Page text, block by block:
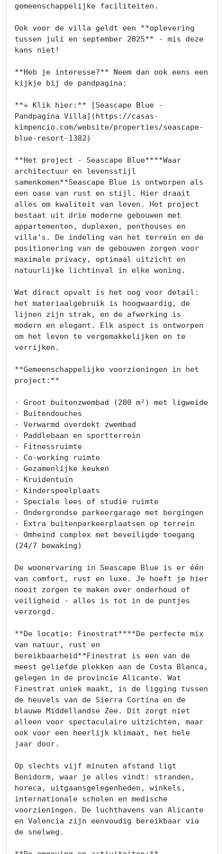
gemeenschappelijke faciliteiten.
Ook voor de villa geldt een **oplevering
tussen juli en september 2025** - mis deze
kans niet!
**Heb je interesse?** Neem dan ook eens een
kijkje bij de pandpagina:
**➭ Klik hier:** [Seascape Blue -
Pandpagina Villa](https://casas-
kimpencio.com/website/properties/seascape-
blue-resort-1382)
**Het project - Seascape Blue****Waar
architectuur en levensstijl
samenkomen**Seascape Blue is ontworpen als
een oase van rust en stijl. Hier draait
alles om kwaliteit van leven. Het project
bestaat uit drie moderne gebouwen met
appartementen, duplexen, penthouses en
villa’s. De indeling van het terrein en de
positionering van de gebouwen zorgen voor
maximale privacy, optimaal uitzicht en
natuurlijke lichtinval in elke woning.
Wat direct opvalt is het oog voor detail:
het materiaalgebruik is hoogwaardig, de
lijnen zijn strak, en de afwerking is
modern en elegant. Elk aspect is ontworpen
om het leven te vergemakkelijken en te
verrijken.
**Gemeenschappelijke voorzieningen in het
project:**
- Groot buitenzwembad (200 m²) met ligweide
- Buitendouches
- Verwarmd overdekt zwembad
- Paddlebaan en sportterrein
- Fitnessruimte
- Co-working ruimte
- Gezamenlijke keuken
- Kruidentuin
- Kinderspeelplaats
- Speciale lees of studie ruimte
- Ondergrondse parkeergarage met bergingen
- Extra buitenparkeerplaatsen op terrein
- Omheind complex met beveiligde toegang
(24/7 bewaking)
De woonervaring in Seascape Blue is er één
van comfort, rust en luxe. Je hoeft je hier
nooit zorgen te maken over onderhoud of
veiligheid - alles is tot in de puntjes
verzorgd.
**De locatie: Finestrat****De perfecte mix
van natuur, rust en
bereikbaarheid**Finestrat is een van de
meest geliefde plekken aan de Costa Blanca,
gelegen in de provincie Alicante. Wat
Finestrat uniek maakt, is de ligging tussen
de heuvels van de Sierra Cortina en de
blauwe Middellandse Zee. Dit zorgt niet
alleen voor spectaculaire uitzichten, maar
ook voor een heerlijk klimaat, het hele
jaar door.
Op slechts vijf minuten afstand ligt
Benidorm, waar je alles vindt: stranden,
horeca, uitgaansgelegenheden, winkels,
internationale scholen en medische
voorzieningen. De luchthavens van Alicante
en Valencia zijn eenvoudig bereikbaar via
de snelweg.